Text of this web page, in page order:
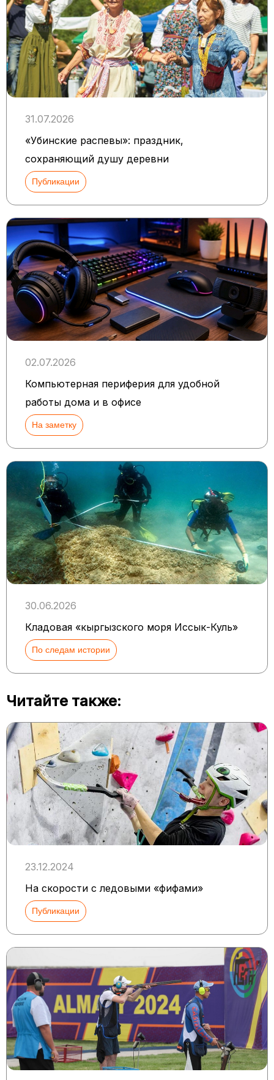
31.07.2026
«Убинские распевы»: праздник,
сохраняющий душу деревни
Публикации
02.07.2026
Компьютерная периферия для удобной
работы дома и в офисе
На заметку
30.06.2026
Кладовая «кыргызского моря Иссык-Куль»
По следам истории
Читайте также:
23.12.2024
На скорости с ледовыми «фифами»
Публикации